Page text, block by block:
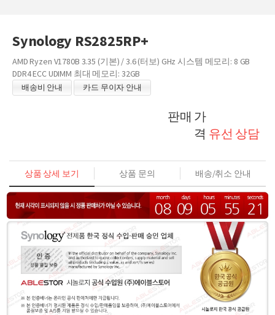
Synology RS2825RP+
AMD Ryzen V1780B 3.35 (기본) / 3.6 (터보) GHz 시스템 메모리: 8 GB
DDR4 ECC UDIMM 최대 메모리: 32GB
배송비 안내 카드 무이자 안내
판매 가
격 유선 상담
상품 상세 보기 상품 문의 배송/취소 안내